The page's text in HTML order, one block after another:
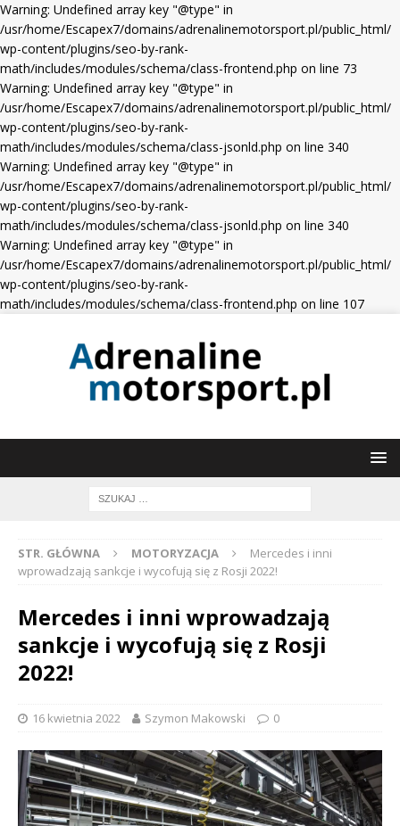
Warning: Undefined array key "@type" in
/usr/home/Escapex7/domains/adrenalinemotorsport.pl/public_html/
wp-content/plugins/seo-by-rank-
math/includes/modules/schema/class-frontend.php on line 73
Warning: Undefined array key "@type" in
/usr/home/Escapex7/domains/adrenalinemotorsport.pl/public_html/
wp-content/plugins/seo-by-rank-
math/includes/modules/schema/class-jsonld.php on line 340
Warning: Undefined array key "@type" in
/usr/home/Escapex7/domains/adrenalinemotorsport.pl/public_html/
wp-content/plugins/seo-by-rank-
math/includes/modules/schema/class-jsonld.php on line 340
Warning: Undefined array key "@type" in
/usr/home/Escapex7/domains/adrenalinemotorsport.pl/public_html/
wp-content/plugins/seo-by-rank-
math/includes/modules/schema/class-frontend.php on line 107
STR. GŁÓWNA MOTORYZACJA
Mercedes i inni
wprowadzają sankcje i wycofują się z Rosji 2022!
Mercedes i inni wprowadzają
sankcje i wycofują się z Rosji
2022!
16 kwietnia 2022 Szymon Makowski 0